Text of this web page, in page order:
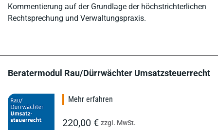
Kommentierung auf der Grundlage der höchstrichterlichen
Rechtsprechung und Verwaltungspraxis.
Beratermodul Rau/Dürrwächter Umsatzsteuerrecht
Mehr erfahren
220,00 € zzgl. MwSt.